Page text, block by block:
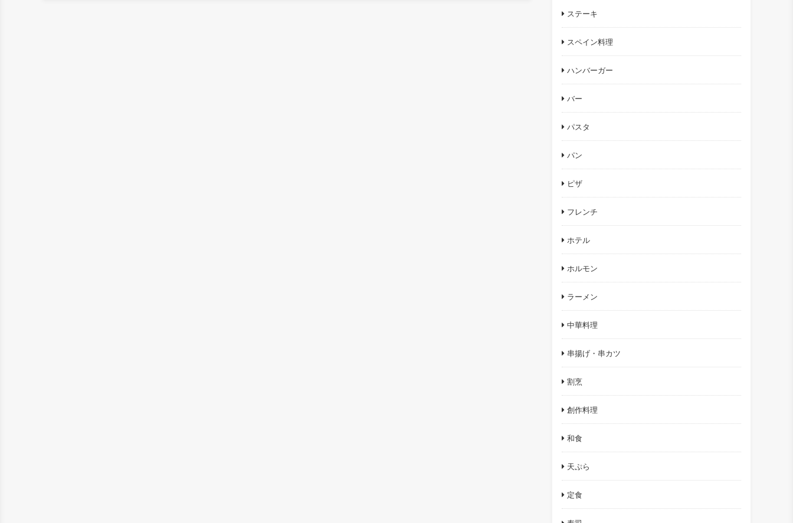
ステーキ
スペイン料理
ハンバーガー
バー
パスタ
パン
ピザ
フレンチ
ホテル
ホルモン
ラーメン
中華料理
串揚げ・串カツ
割烹
創作料理
和食
天ぷら
定食